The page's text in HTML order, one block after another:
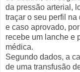
da pressão arterial,
traçar o seu perfil
e caso aprovado,
recebe um lanche e
médica.
Segundo dados, a
de uma transfusão